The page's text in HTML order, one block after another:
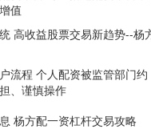
值
高收益股票交易新趋势--杨
流程 个人配资被监管部门约
、谨慎操作
杨方配一资杠杆交易攻略